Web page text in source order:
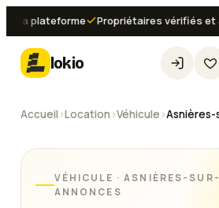
la plateforme Propriétaires vérifiés et
lokio
Accueil ›Location ›Véhicule ›Asnières-
VÉHICULE ·ASNIÈRES-
ANNONCES